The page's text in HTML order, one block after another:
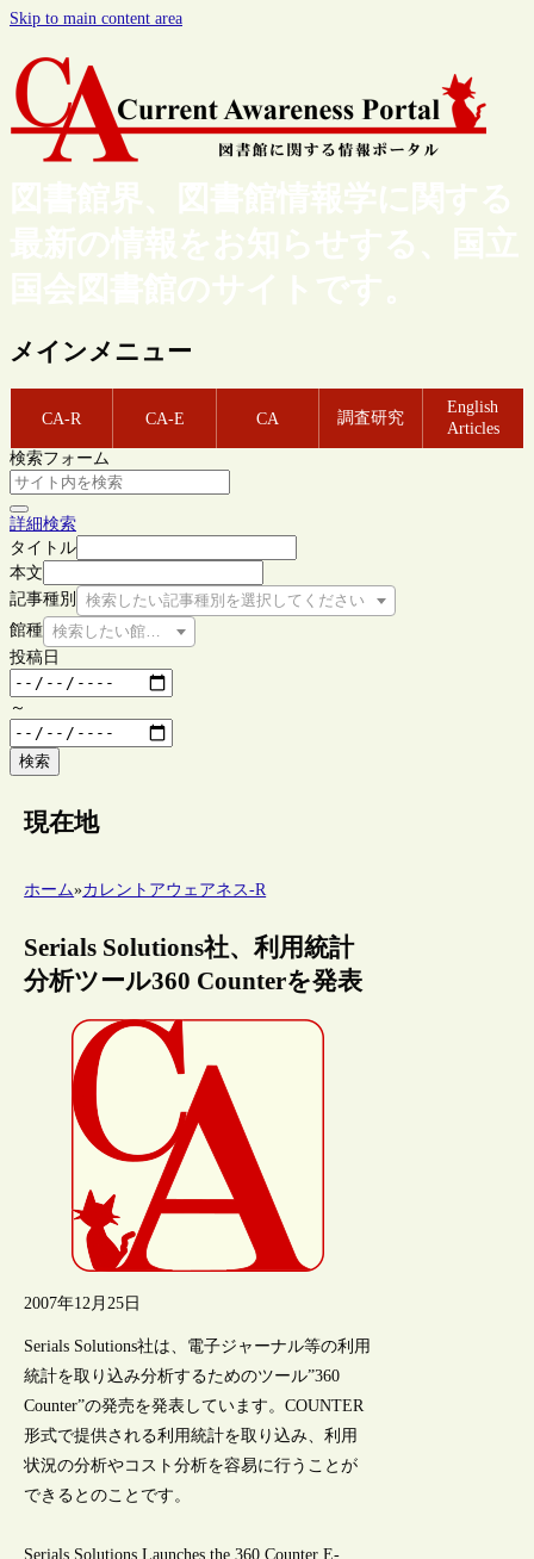
Skip to main content area
図書館界、図書館情報学に関する
最新の情報をお知らせする、国立
国会図書館のサイトです。
メインメニュー
CA-R CA-E CA 調査研究
English
Articles
検索フォーム
詳細検索
タイトル
本文
記事種別
検索したい記事種別を選択してください
館種 検索したい館種を選択してください
投稿日
～
検索
現在地
ホーム»カレントアウェアネス-R
Serials Solutions社、利用統計
分析ツール360 Counterを発表
2007年12月25日
Serials Solutions社は、電子ジャーナル等の利用
統計を取り込み分析するためのツール”360
Counter”の発売を発表しています。COUNTER
形式で提供される利用統計を取り込み、利用
状況の分析やコスト分析を容易に行うことが
できるとのことです。
Serials Solutions Launches the 360 Counter E-